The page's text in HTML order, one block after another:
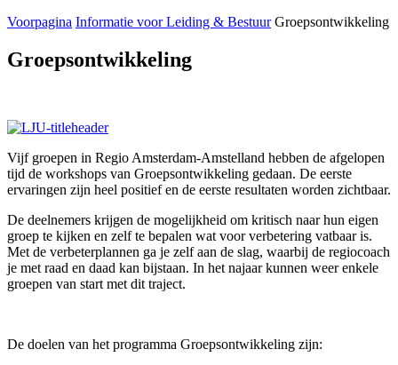
Voorpagina Informatie voor Leiding & Bestuur Groepsontwikkeling
Groepsontwikkeling
Vijf groepen in Regio Amsterdam-Amstelland hebben de afgelopen
tijd de workshops van Groepsontwikkeling gedaan. De eerste
ervaringen zijn heel positief en de eerste resultaten worden zichtbaar.
De deelnemers krijgen de mogelijkheid om kritisch naar hun eigen
groep te kijken en zelf te bepalen wat voor verbetering vatbaar is.
Met de verbeterplannen ga je zelf aan de slag, waarbij de regiocoach
je met raad en daad kan bijstaan. In het najaar kunnen weer enkele
groepen van start met dit traject.
De doelen van het programma Groepsontwikkeling zijn: